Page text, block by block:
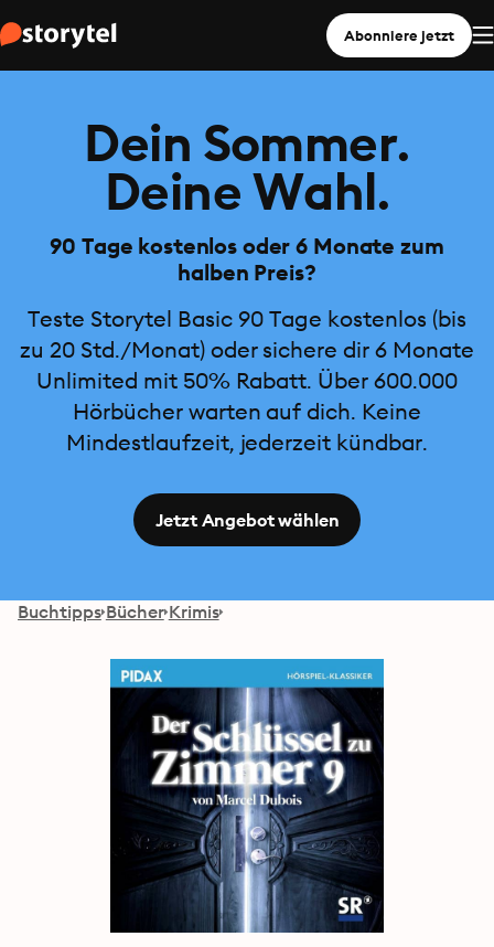
Abonniere jetzt
Dein Sommer.
Deine Wahl.
90 Tage kostenlos oder 6 Monate zum
halben Preis?
Teste Storytel Basic 90 Tage kostenlos (bis
zu 20 Std./Monat) oder sichere dir 6 Monate
Unlimited mit 50% Rabatt. Über 600.000
Hörbücher warten auf dich. Keine
Mindestlaufzeit, jederzeit kündbar.
Jetzt Angebot wählen
Buchtipps Bücher Krimis